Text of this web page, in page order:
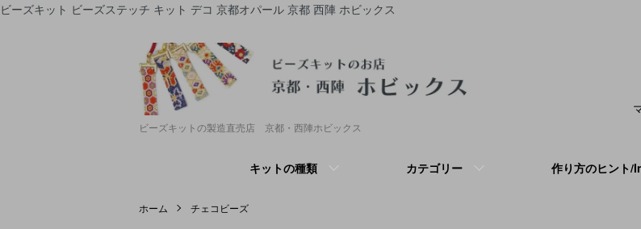
ビーズキット ビーズステッチ キット デコ 京都オパール 京都 西陣 ホビックス
ビーズキットの製造直売店 京都・西陣ホビックス
キットの種類 カテゴリー 作り方のヒント
ホーム チェコビーズ